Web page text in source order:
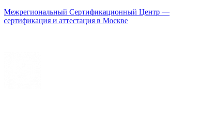
Межрегиональный Сертификационный Центр —
сертификация и аттестация в Москве